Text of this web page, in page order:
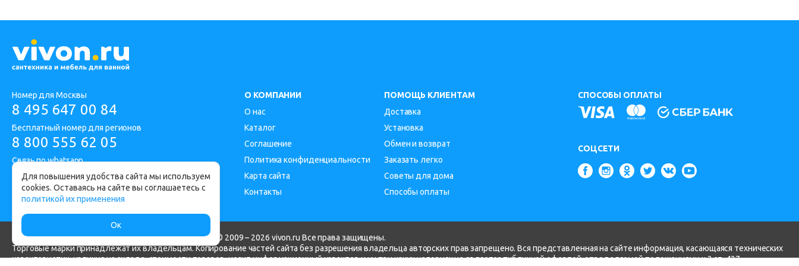
Номер для Москвы
8 495 647 00 84
Бесплатный номер для регионов
8 800 555 62 05
Связь по whatsapp
Адрес офиса: Москва, Дорожная улица 1
О КОМПАНИИ
О нас
Каталог
Соглашение
Политика конфиденциальности
Карта сайта
Контакты
ПОМОЩЬ КЛИЕНТАМ
Доставка
Установка
Обмен и возврат
Заказать легко
Советы для дома
Способы оплаты
СПОСОБЫ ОПЛАТЫ
СОЦСЕТИ
Интернет-магазин сантехники и мебели для ванной © 2009 – 2026 vivon.ru Все права защищены.
Торговые марки принадлежат их владельцам. Копирование частей сайта без разрешения владельца авторских прав запрещено. Вся представленная на сайте информация, касающаяся технических
характеристик, наличия на складе, стоимости товаров, носит информационный характер и ни при каких условиях не является публичной офертой, определяемой положениями ч.2 ст. 437
Для повышения удобства сайта мы используем
cookies. Оставаясь на сайте вы соглашаетесь с
политикой их применения
Ок